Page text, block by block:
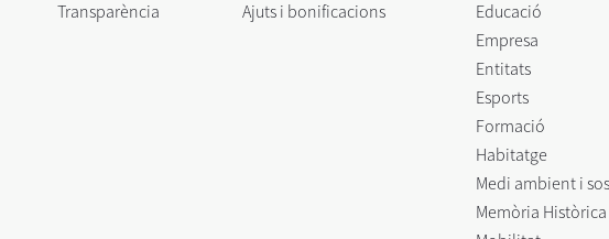
Transparència
Ajuts i bonificacions
Educació
Empresa
Entitats
Esports
Formació
Habitatge
Medi ambient i
Memòria Històrica